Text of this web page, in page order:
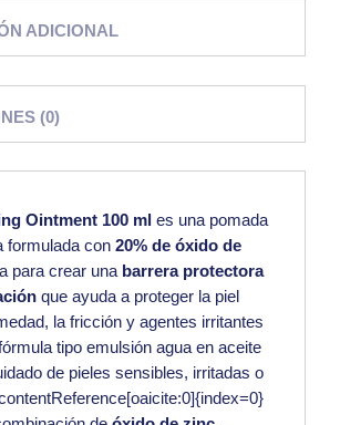
ADICIONAL
(0)
Ointment 100 ml es una pomada
formulada con20% de óxido de
para crear una barrera protectora
que ayuda a proteger la piel
la fricción y agentes irritantes
tipo emulsión agua en aceite
de pieles sensibles, irritadas o